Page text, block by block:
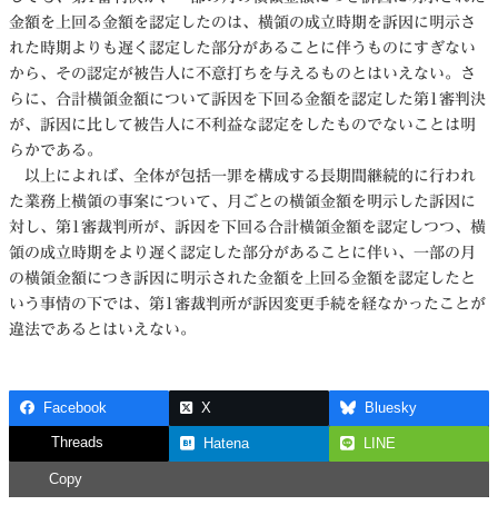
金額を上回る金額を認定したのは、横領の成立時期を訴因に明示さ
れた時期よりも遅く認定した部分があることに伴うものにすぎない
から、その認定が被告人に不意打ちを与えるものとはいえない。さ
らに、合計横領金額について訴因を下回る金額を認定した第1審判決
が、訴因に比して被告人に不利益な認定をしたものでないことは明
らかである。
以上によれば、全体が包括一罪を構成する長期間継続的に行われ
た業務上横領の事案について、月ごとの横領金額を明示した訴因に
対し、第1審裁判所が、訴因を下回る合計横領金額を認定しつつ、横
領の成立時期をより遅く認定した部分があることに伴い、一部の月
の横領金額につき訴因に明示された金額を上回る金額を認定したと
いう事情の下では、第1審裁判所が訴因変更手続を経なかったことが
違法であるとはいえない。
Facebook X Bluesky
Threads Hatena LINE
Copy